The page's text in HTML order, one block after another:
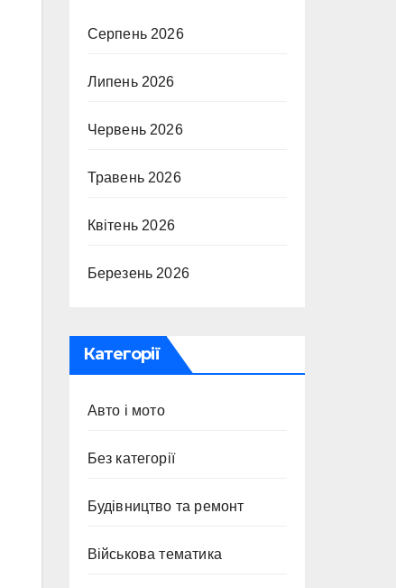
Серпень 2026
Липень 2026
Червень 2026
Травень 2026
Квітень 2026
Березень 2026
Категорії
Авто і мото
Без категорії
Будівництво та ремонт
Військова тематика